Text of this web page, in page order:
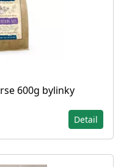
600g bylinky
Detail